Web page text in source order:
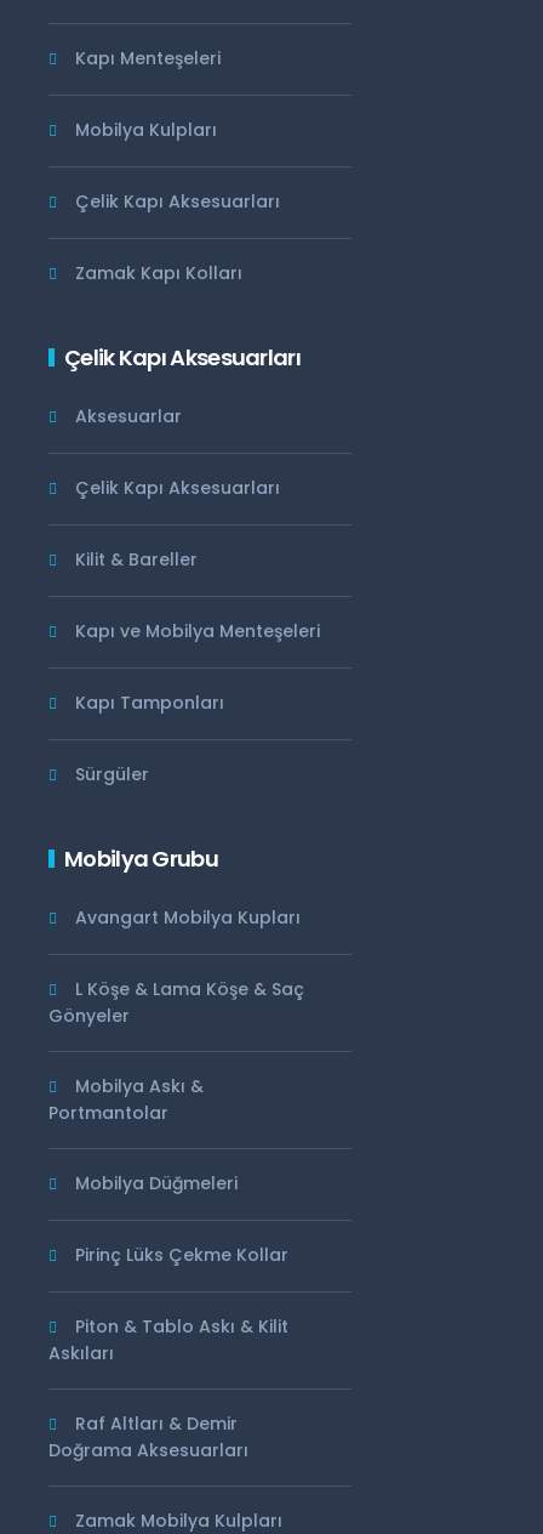
Kapı Menteşeleri
Mobilya Kulpları
Çelik Kapı Aksesuarları
Zamak Kapı Kolları
Çelik Kapı Aksesuarları
Aksesuarlar
Çelik Kapı Aksesuarları
Kilit & Bareller
Kapı ve Mobilya Menteşeleri
Kapı Tamponları
Sürgüler
Mobilya Grubu
Avangart Mobilya Kupları
L Köşe & Lama Köşe & Saç
Gönyeler
Mobilya Askı &
Portmantolar
Mobilya Düğmeleri
Pirinç Lüks Çekme Kollar
Piton & Tablo Askı & Kilit
Askıları
Raf Altları & Demir
Doğrama Aksesuarları
Zamak Mobilya Kulpları